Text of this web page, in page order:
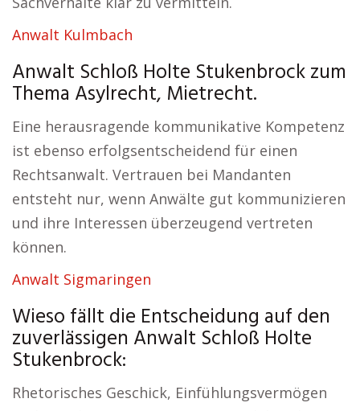
Anwalt Kulmbach
Anwalt Schloß Holte Stukenbrock zum
Thema Asylrecht, Mietrecht.
Eine herausragende kommunikative Kompetenz
ist ebenso erfolgsentscheidend für einen
Rechtsanwalt. Vertrauen bei Mandanten
entsteht nur, wenn Anwälte gut kommunizieren
und ihre Interessen überzeugend vertreten
können.
Anwalt Sigmaringen
Wieso fällt die Entscheidung auf den
zuverlässigen Anwalt Schloß Holte
Stukenbrock:
Rhetorisches Geschick, Einfühlungsvermögen